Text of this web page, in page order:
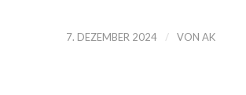
7. DEZEMBER 2024 / VON AK